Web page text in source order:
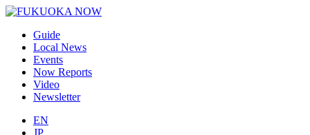
Guide
Local News
Events
Now Reports
Video
Newsletter
EN
JP